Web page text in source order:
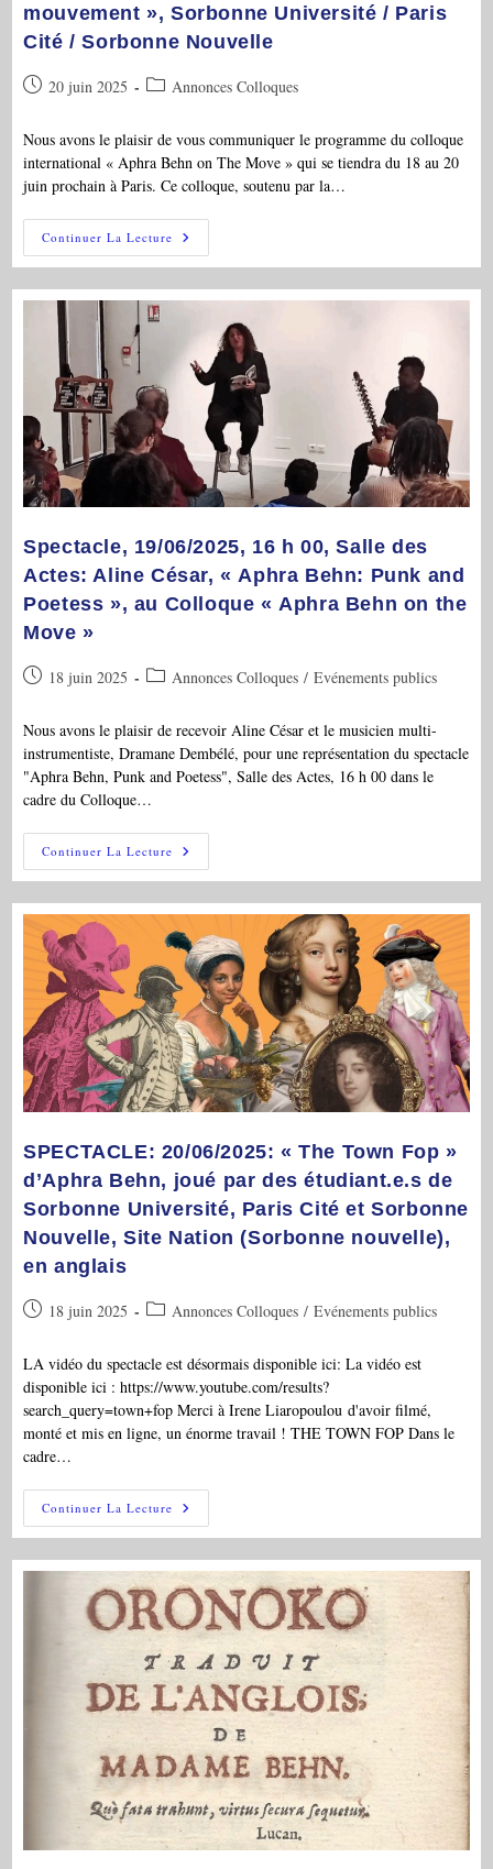
mouvement », Sorbonne Université / Paris
Cité / Sorbonne Nouvelle
Publication
20 juin 2025
Post Annonces Colloques
Nous avons le plaisir de vous communiquer le programme du colloque
international « Aphra Behn on The Move » qui se tiendra du 18 au 20
juin prochain à Paris. Ce colloque, soutenu par la…
Continuer La Lecture COLL
International:
18-
« Aphra
Move
Aphra
Behn
Mouvement »,
Sorbonne
Université
/
Paris
Cité
Sorbonne
Nouvelle
Spectacle, 19/06/2025, 16 h 00, Salle des
Actes: Aline César, « Aphra Behn: Punk and
Poetess », au Colloque « Aphra Behn on the
Move »
Publication
18 juin 2025
Post Annonces Colloques / Evénements publics
Nous avons le plaisir de recevoir Aline César et le musicien multi-
instrumentiste, Dramane Dembélé, pour une représentation du spectacle
"Aphra Behn, Punk and Poetess", Salle des Actes, 16 h 00 dans le
cadre du Colloque…
Continuer La Lecture Spectacle,
19/06/2025,
16
00,
Salle
Des
Actes:
Aline
César,
« Aphra
Behn:
Punk
And
Poetess »,
Au
Colloque
« Aphra
On
The
Move »
SPECTACLE: 20/06/2025: « The Town Fop »
d’Aphra Behn, joué par des étudiant.e.s de
Sorbonne Université, Paris Cité et Sorbonne
Nouvelle, Site Nation (Sorbonne nouvelle),
en anglais
Publication
18 juin 2025
Post Annonces Colloques / Evénements publics
LA vidéo du spectacle est désormais disponible ici: La vidéo est
disponible ici : https://www.youtube.com/results?
search_query=town+fop Merci à Irene Liaropoulou d'avoir filmé,
monté et mis en ligne, un énorme travail ! THE TOWN FOP Dans le
cadre…
Continuer La Lecture SPECTACLE:
20/06/2025:
« The
Fop »
D’Aphra
Behn,
Joué
Par
Étudiant.e.s
De
Sorbonne
Université,
Paris
Et
Sorbonne
Nouvelle,
Site
Nation
(Sorbonne
Nouvelle),